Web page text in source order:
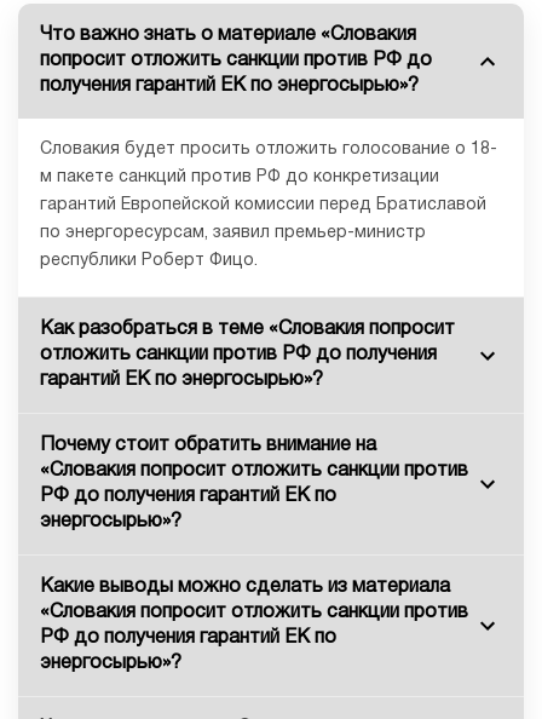
Что важно знать о материале «Словакия
попросит отложить санкции против РФ до
получения гарантий ЕК по энергосырью»?
Словакия будет просить отложить голосование о 18-
м пакете санкций против РФ до конкретизации
гарантий Европейской комиссии перед Братиславой
по энергоресурсам, заявил премьер-министр
республики Роберт Фицо.
Как разобраться в теме «Словакия попросит
отложить санкции против РФ до получения
гарантий ЕК по энергосырью»?
Почему стоит обратить внимание на
«Словакия попросит отложить санкции против
РФ до получения гарантий ЕК по
энергосырью»?
Какие выводы можно сделать из материала
«Словакия попросит отложить санкции против
РФ до получения гарантий ЕК по
энергосырью»?